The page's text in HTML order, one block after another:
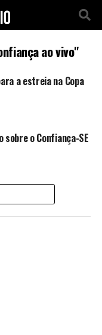
ao vivo"
a estreia na Copa
sobre o Confiança-SE